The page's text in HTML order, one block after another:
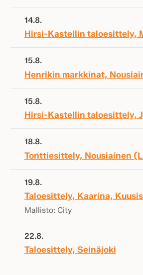
14.8.
Hirsi-Kastellin taloesittely,
15.8.
Henrikin markkinat,
15.8.
Hirsi-Kastellin taloesittely,
18.8.
Tonttiesittely, Nousiainen
19.8.
Taloesittely, Kaarina,
Mallisto: City
22.8.
Taloesittely, Seinäjoki